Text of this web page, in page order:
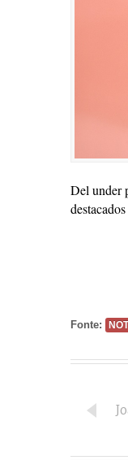
Del under
Fonte: